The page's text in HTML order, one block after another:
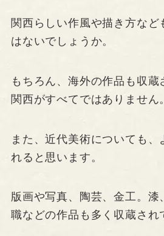
関西らしい作風や描き方など
はないでしょうか。
もちろん、海外の作品も収蔵
関西がすべてではありません
また、近代美術についても、
れると思います。
版画や写真、陶芸、金工。漆
職などの作品も多く収蔵され